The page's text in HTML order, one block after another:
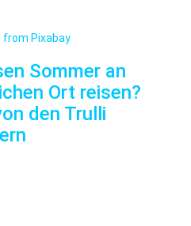
Sommer an
Ort reisen?
den Trulli